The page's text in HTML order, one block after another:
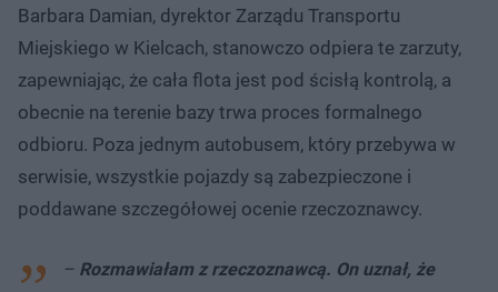
Barbara Damian, dyrektor Zarządu Transportu
Miejskiego w Kielcach, stanowczo odpiera te zarzuty,
zapewniając, że cała flota jest pod ścisłą kontrolą, a
obecnie na terenie bazy trwa proces formalnego
odbioru. Poza jednym autobusem, który przebywa w
serwisie, wszystkie pojazdy są zabezpieczone i
poddawane szczegółowej ocenie rzeczoznawcy.
– Rozmawiałam z rzeczoznawcą. On uznał, że